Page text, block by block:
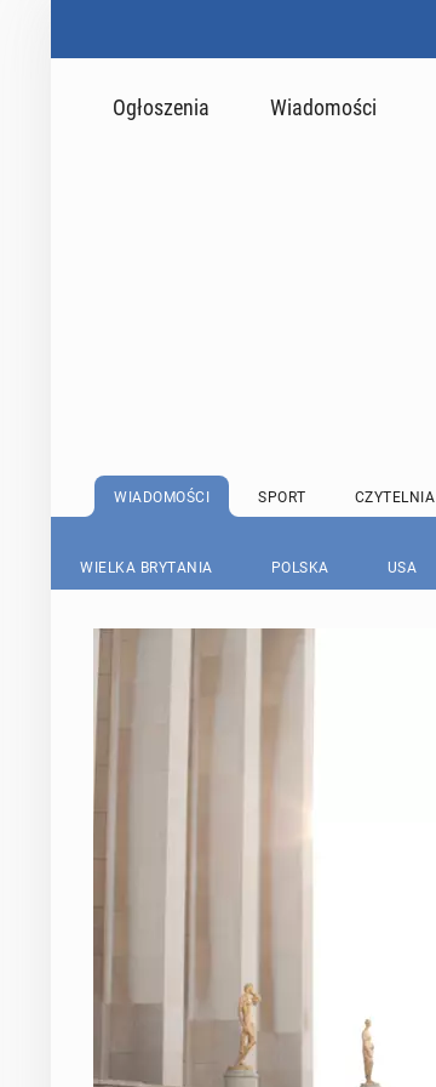
Ogłoszenia Wiadomości
WIADOMOŚCI SPORT CZYTELNIA
WIELKA BRYTANIA POLSKA USA